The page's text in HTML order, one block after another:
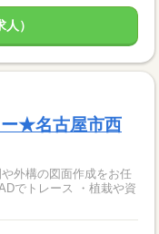
）
★名古屋市西
外構の図面作成をお任
でトレース ・植栽や資